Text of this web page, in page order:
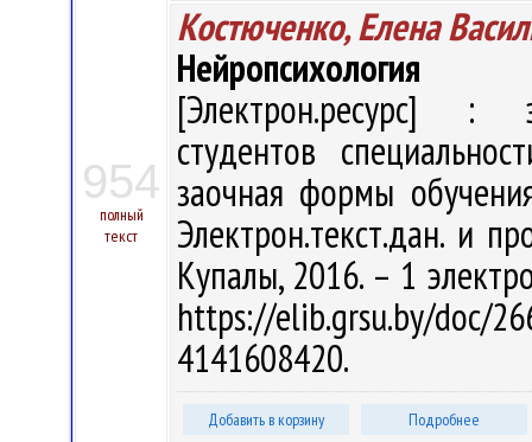
954
полный
текст
Костюченко, Елена
Нейропсихология
[Электрон.ресурс] :
студентов
заочная формы
Электрон.текст.дан. и
Купалы, 2016. – 1
https://elib.grsu.by/
4141608420.
Добавить в корзину Подробнее